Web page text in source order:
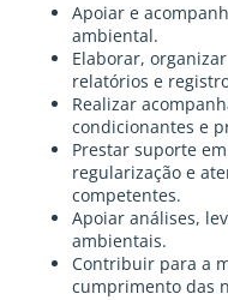
Apoiar e
ambiental.
Elaborar,
relatórios e
Realizar
condicionantes e
Prestar suporte
regularização e
competentes.
Apoiar análises,
ambientais.
Contribuir para a
cumprimento das